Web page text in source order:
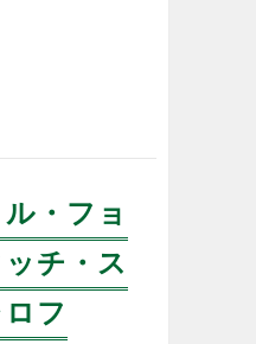
・フョ
チ・ス
ロフ